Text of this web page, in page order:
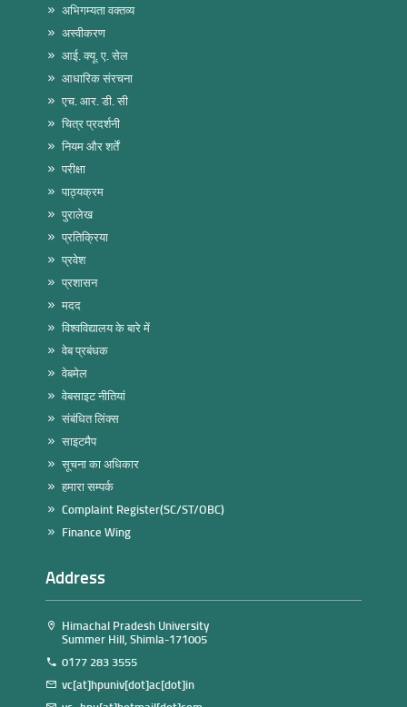
अभिगम्यता वक्तव्य
अस्वीकरण
आई. क्यू. ए. सेल
आधारिक संरचना
एच. आर. डी. सी
चित्र प्रदर्शनी
नियम और शर्तें
परीक्षा
पाठ्यक्रम
पुरालेख
प्रतिक्रिया
प्रवेश
प्रशासन
मदद
विश्वविद्यालय के बारे में
वेब प्रबंधक
वेबमेल
वेबसाइट नीतियां
संबंधित लिंक्स
साइटमैप
सूचना का अधिकार
हमारा सम्पर्क
Complaint Register(SC/ST/OBC)
Finance Wing
Address
Himachal Pradesh University
Summer Hill, Shimla-171005
0177 283 3555
vc[at]hpuniv[dot]ac[dot]in